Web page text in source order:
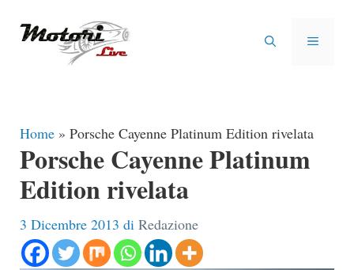
MENU
Home » Porsche Cayenne Platinum Edition rivelata
Porsche Cayenne Platinum
Edition rivelata
3 Dicembre 2013 di Redazione